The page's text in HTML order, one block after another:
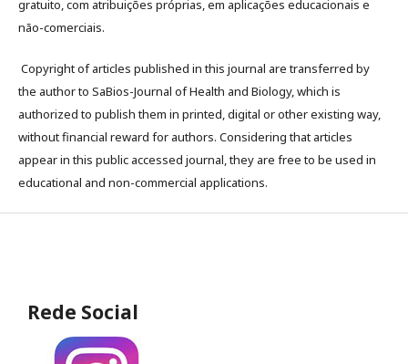
gratuito, com atribuições próprias, em aplicações educacionais e
não-comerciais.
Copyright of articles published in this journal are transferred by
the author to SaBios-Journal of Health and Biology, which is
authorized to publish them in printed, digital or other existing way,
without financial reward for authors. Considering that articles
appear in this public accessed journal, they are free to be used in
educational and non-commercial applications.
Rede Social